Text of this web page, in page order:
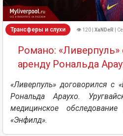
Трансферы и слухи 👁 120 | XaNDeR |
Романо: «Ливерпуль»
аренду Рональда
«Ливерпуль» договорился с
Рональда Араухо.
медицинское
«Энфилд».